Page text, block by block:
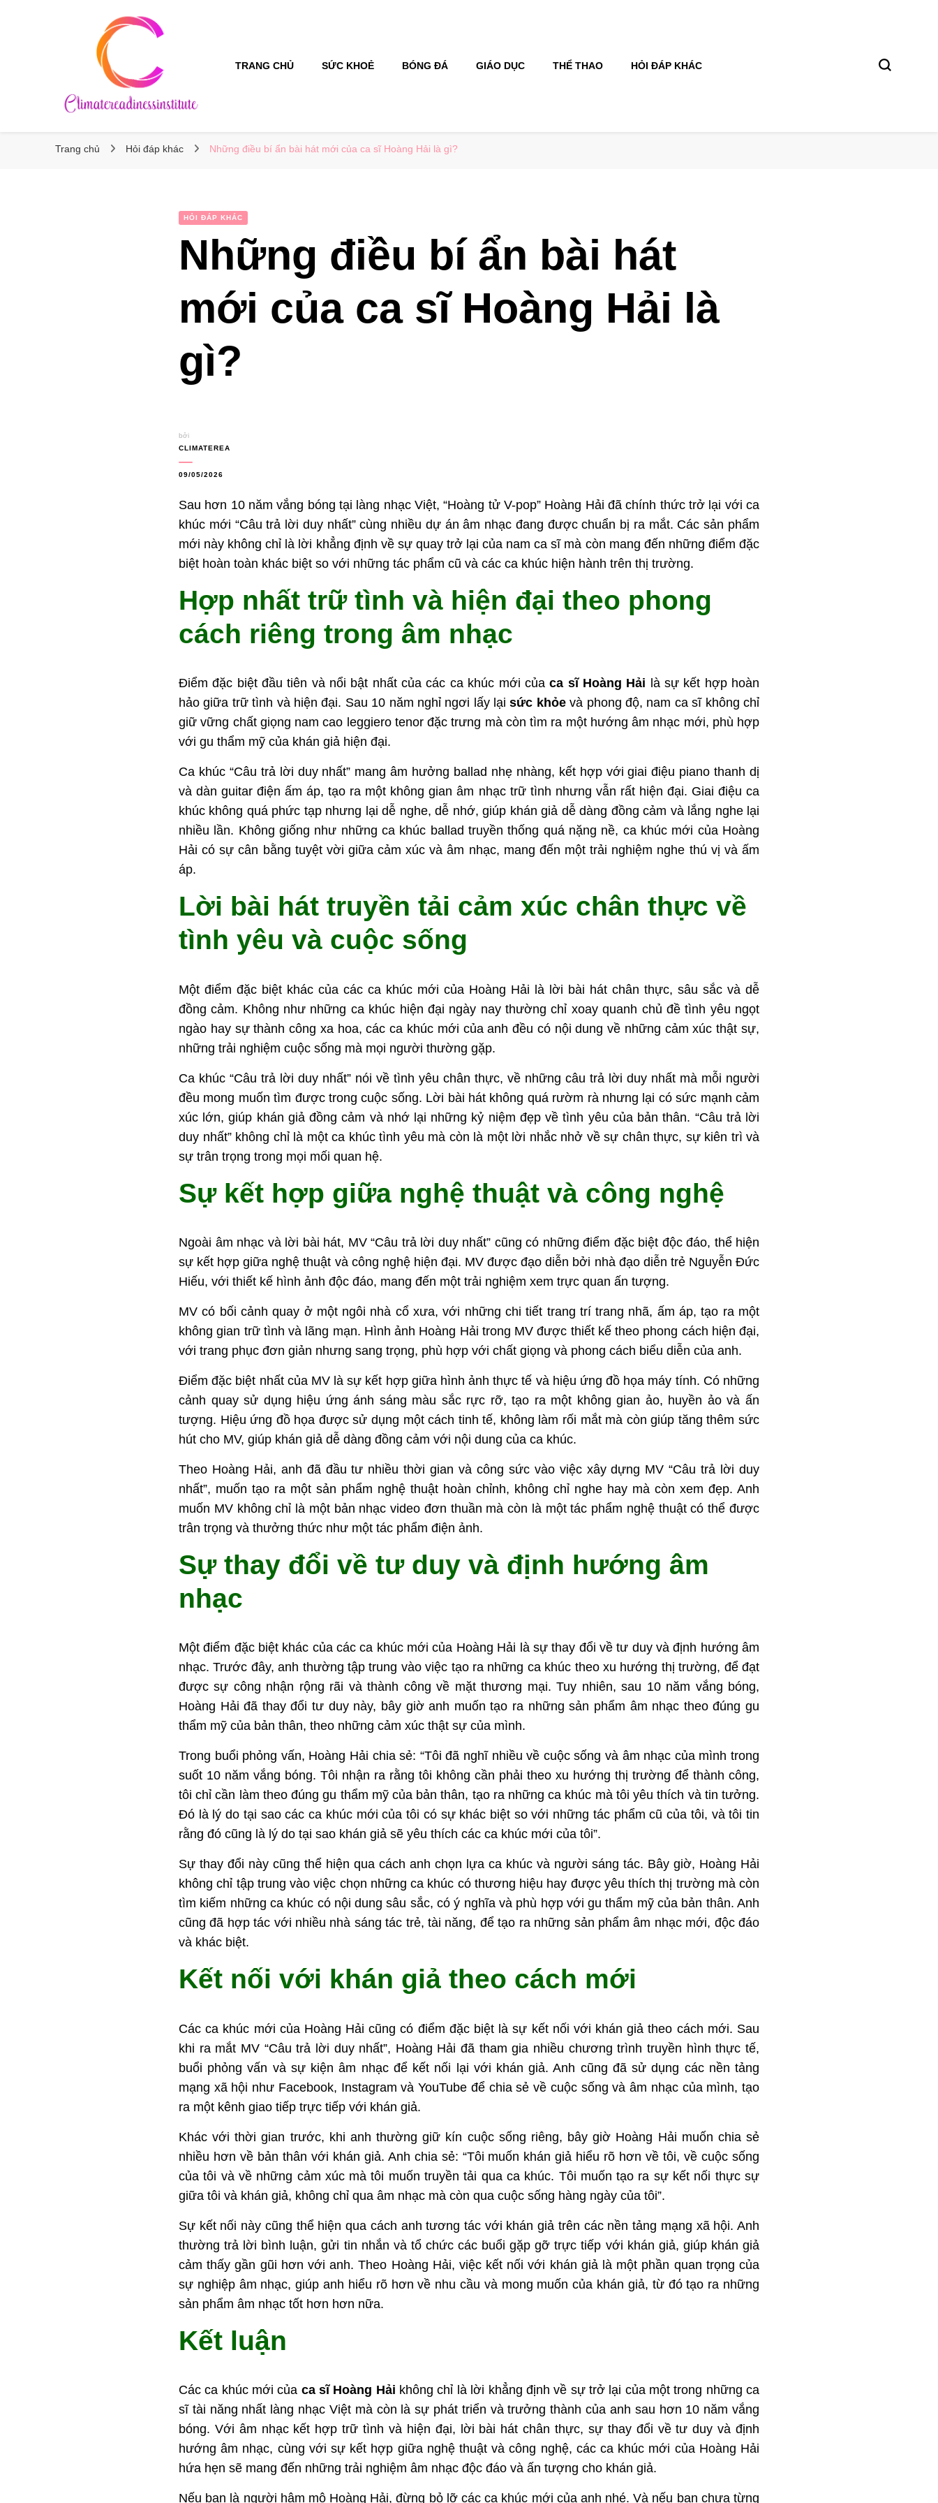
Climatereadinessinstitute
TRANG CHỦ SỨC KHOẺ BÓNG ĐÁ GIÁO DỤC THỂ THAO HỎI ĐÁP KHÁC
Trang chủ Hỏi đáp khác Những điều bí ẩn bài hát mới của ca sĩ Hoàng Hải là gì?
HỎI ĐÁP KHÁC
Những điều bí ẩn bài hát
mới của ca sĩ Hoàng Hải là
gì?
bởi
CLIMATEREA
09/05/2026
Sau hơn 10 năm vắng bóng tại làng nhạc Việt, “Hoàng tử V-pop” Hoàng Hải đã chính thức trở lại với ca
khúc mới “Câu trả lời duy nhất” cùng nhiều dự án âm nhạc đang được chuẩn bị ra mắt. Các sản phẩm
mới này không chỉ là lời khẳng định về sự quay trở lại của nam ca sĩ mà còn mang đến những điểm đặc
biệt hoàn toàn khác biệt so với những tác phẩm cũ và các ca khúc hiện hành trên thị trường.
Hợp nhất trữ tình và hiện đại theo phong
cách riêng trong âm nhạc
Điểm đặc biệt đầu tiên và nổi bật nhất của các ca khúc mới củaca sĩ Hoàng Hải là sự kết hợp hoàn
hảo giữa trữ tình và hiện đại. Sau 10 năm nghỉ ngơi lấy lạisức khỏevà phong độ, nam ca sĩ không chỉ
giữ vững chất giọng nam cao leggiero tenor đặc trưng mà còn tìm ra một hướng âm nhạc mới, phù hợp
với gu thẩm mỹ của khán giả hiện đại.
Ca khúc “Câu trả lời duy nhất” mang âm hưởng ballad nhẹ nhàng, kết hợp với giai điệu piano thanh dị
và dàn guitar điện ấm áp, tạo ra một không gian âm nhạc trữ tình nhưng vẫn rất hiện đại. Giai điệu ca
khúc không quá phức tạp nhưng lại dễ nghe, dễ nhớ, giúp khán giả dễ dàng đồng cảm và lắng nghe lại
nhiều lần. Không giống như những ca khúc ballad truyền thống quá nặng nề, ca khúc mới của Hoàng
Hải có sự cân bằng tuyệt vời giữa cảm xúc và âm nhạc, mang đến một trải nghiệm nghe thú vị và ấm
áp.
Lời bài hát truyền tải cảm xúc chân thực về
tình yêu và cuộc sống
Một điểm đặc biệt khác của các ca khúc mới của Hoàng Hải là lời bài hát chân thực, sâu sắc và dễ
đồng cảm. Không như những ca khúc hiện đại ngày nay thường chỉ xoay quanh chủ đề tình yêu ngọt
ngào hay sự thành công xa hoa, các ca khúc mới của anh đều có nội dung về những cảm xúc thật sự,
những trải nghiệm cuộc sống mà mọi người thường gặp.
Ca khúc “Câu trả lời duy nhất” nói về tình yêu chân thực, về những câu trả lời duy nhất mà mỗi người
đều mong muốn tìm được trong cuộc sống. Lời bài hát không quá rườm rà nhưng lại có sức mạnh cảm
xúc lớn, giúp khán giả đồng cảm và nhớ lại những kỷ niệm đẹp về tình yêu của bản thân. “Câu trả lời
duy nhất” không chỉ là một ca khúc tình yêu mà còn là một lời nhắc nhở về sự chân thực, sự kiên trì và
sự trân trọng trong mọi mối quan hệ.
Sự kết hợp giữa nghệ thuật và công nghệ
Ngoài âm nhạc và lời bài hát, MV “Câu trả lời duy nhất” cũng có những điểm đặc biệt độc đáo, thể hiện
sự kết hợp giữa nghệ thuật và công nghệhiện đại. MV được đạo diễn bởi nhà đạo diễn trẻ Nguyễn Đức
Hiếu, với thiết kế hình ảnh độc đáo, mang đến một trải nghiệm xem trực quan ấn tượng.
MV có bối cảnh quay ở một ngôi nhà cổ xưa, với những chi tiết trang trí trang nhã, ấm áp, tạo ra một
không gian trữ tình và lãng mạn. Hình ảnh Hoàng Hải trong MV được thiết kế theo phong cách hiện đại,
với trang phục đơn giản nhưng sang trọng, phù hợp với chất giọng và phong cách biểu diễn của anh.
Điểm đặc biệt nhất của MV là sự kết hợp giữa hình ảnh thực tế và hiệu ứng đồ họa máy tính. Có những
cảnh quay sử dụng hiệu ứng ánh sáng màu sắc rực rỡ, tạo ra một không gian ảo, huyền ảo và ấn
tượng. Hiệu ứng đồ họa được sử dụng một cách tinh tế, không làm rối mắt mà còn giúp tăng thêm sức
hút cho MV, giúp khán giả dễ dàng đồng cảm với nội dung của ca khúc.
Theo Hoàng Hải, anh đã đầu tư nhiều thời gian và công sức vào việc xây dựng MV “Câu trả lời duy
nhất”, muốn tạo ra một sản phẩm nghệ thuật hoàn chỉnh, không chỉ nghe hay mà còn xem đẹp. Anh
muốn MV không chỉ là một bản nhạc video đơn thuần mà còn là một tác phẩm nghệ thuật có thể được
trân trọng và thưởng thức như một tác phẩm điện ảnh.
Sự thay đổi về tư duy và định hướng âm
nhạc
Một điểm đặc biệt khác của các ca khúc mới của Hoàng Hải là sự thay đổi về tư duy và định hướng âm
nhạc. Trước đây, anh thường tập trung vào việc tạo ra những ca khúc theo xu hướng thị trường, để đạt
được sự công nhận rộng rãi và thành công về mặt thương mại. Tuy nhiên, sau 10 năm vắng bóng,
Hoàng Hải đã thay đổi tư duy này, bây giờ anh muốn tạo ra những sản phẩm âm nhạc theo đúng gu
thẩm mỹ của bản thân, theo những cảm xúc thật sự của mình.
Trong buổi phỏng vấn, Hoàng Hải chia sẻ: “Tôi đã nghĩ nhiều về cuộc sống và âm nhạc của mình trong
suốt 10 năm vắng bóng. Tôi nhận ra rằng tôi không cần phải theo xu hướng thị trường để thành công,
tôi chỉ cần làm theo đúng gu thẩm mỹ của bản thân, tạo ra những ca khúc mà tôi yêu thích và tin tưởng.
Đó là lý do tại sao các ca khúc mới của tôi có sự khác biệt so với những tác phẩm cũ của tôi, và tôi tin
rằng đó cũng là lý do tại sao khán giả sẽ yêu thích các ca khúc mới của tôi”.
Sự thay đổi này cũng thể hiện qua cách anh chọn lựa ca khúc và người sáng tác. Bây giờ, Hoàng Hải
không chỉ tập trung vào việc chọn những ca khúc có thương hiệu hay được yêu thích thị trường mà còn
tìm kiếm những ca khúc có nội dung sâu sắc, có ý nghĩa và phù hợp với gu thẩm mỹ của bản thân. Anh
cũng đã hợp tác với nhiều nhà sáng tác trẻ, tài năng, để tạo ra những sản phẩm âm nhạc mới, độc đáo
và khác biệt.
Kết nối với khán giả theo cách mới
Các ca khúc mới của Hoàng Hải cũng có điểm đặc biệt là sự kết nối với khán giả theo cách mới. Sau
khi ra mắt MV “Câu trả lời duy nhất”, Hoàng Hải đã tham gia nhiều chương trình truyền hình thực tế,
buổi phỏng vấn và sự kiện âm nhạc để kết nối lại với khán giả. Anh cũng đã sử dụng các nền tảng
mạng xã hội như Facebook, Instagram và YouTube để chia sẻ về cuộc sống và âm nhạc của mình, tạo
ra một kênh giao tiếp trực tiếp với khán giả.
Khác với thời gian trước, khi anh thường giữ kín cuộc sống riêng, bây giờ Hoàng Hải muốn chia sẻ
nhiều hơn về bản thân với khán giả. Anh chia sẻ: “Tôi muốn khán giả hiểu rõ hơn về tôi, về cuộc sống
của tôi và về những cảm xúc mà tôi muốn truyền tải qua ca khúc. Tôi muốn tạo ra sự kết nối thực sự
giữa tôi và khán giả, không chỉ qua âm nhạc mà còn qua cuộc sống hàng ngày của tôi”.
Sự kết nối này cũng thể hiện qua cách anh tương tác với khán giả trên các nền tảng mạng xã hội. Anh
thường trả lời bình luận, gửi tin nhắn và tổ chức các buổi gặp gỡ trực tiếp với khán giả, giúp khán giả
cảm thấy gần gũi hơn với anh. Theo Hoàng Hải, việc kết nối với khán giả là một phần quan trọng của
sự nghiệp âm nhạc, giúp anh hiểu rõ hơn về nhu cầu và mong muốn của khán giả, từ đó tạo ra những
sản phẩm âm nhạc tốt hơn hơn nữa.
Kết luận
Các ca khúc mới của ca sĩ Hoàng Hải không chỉ là lời khẳng định về sự trở lại của một trong những ca
sĩ tài năng nhất làng nhạc Việt mà còn là sự phát triển và trưởng thành của anh sau hơn 10 năm vắng
bóng. Với âm nhạc kết hợp trữ tình và hiện đại, lời bài hát chân thực, sự thay đổi về tư duy và định
hướng âm nhạc, cùng với sự kết hợp giữa nghệ thuật và công nghệ, các ca khúc mới của Hoàng Hải
hứa hẹn sẽ mang đến những trải nghiệm âm nhạc độc đáo và ấn tượng cho khán giả.
Nếu bạn là người hâm mộ Hoàng Hải, đừng bỏ lỡ các ca khúc mới của anh nhé. Và nếu bạn chưa từng